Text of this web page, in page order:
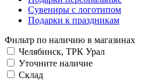
Сувениры с логотипом
Подарки к праздникам
Фильтр по наличию в магазинах
Челябинск, ТРК Урал
Уточните наличие
Склад